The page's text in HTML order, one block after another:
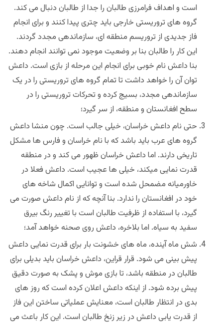
است و اهداف فرامرزی طالبان را جدا از طالبان دنبال می کند.
گروه های تروریستی خارجی باید چتری پیدا کنند و برای انجام
فاز جدیدی از تروریسم منطقه ای، سازماندهی مجدد گردند.
این کار را طالبان بنا بر وضعیت موجود نمی توانند انجام دهند.
بنا داعش نام خوبی برای انجام این مرحله از بازی است. داعش
توان آن را خواهد داشت تا تمام گروه های تروریستی را در یک
سازماندهی مجدد، بسیج کرده و تحرکات تروریستی را در
سطح افغانستان و منطقه، از سر گیرد؛
حتی نام داعش خراسان، خیلی جالب است. چون منشا داعش
گروه های عرب باید باشد که با نام خراسان و فارس ها مشکل
تاریخی دارند. اما داعش خراسان ظهور می کند و در منطقه
قدرت نمایی میکند، خیلی ها عجیب است. داعش فعلا در
خاورمیانه مضمحل شده است و توانایی اکمال شاخه های
خود در افغانستان را ندارد. بنا آنچه که از نام داعش صورت می
گیرد، با استفاده از ظرفیت طالبان است با تغییر رنگ بیرق
سفید به سیاه. اما بلاخره، داعش روی صحنه خواهد آمد؛
شش ماه آینده، ماه های خشونت بار برای قدرت نمایی داعش
پیش بینی می شود. قرار قراین، داعش خراسان باید بدیلی برای
طالبان در منطقه باشد، تا بازی موش و پشک به صورت دقیق
پیش برده شود. از اینکه داعش اعلان کرده است که روز های
بدی در انتظار طالبان است، معنایش عملیاتی ساختن این فاز
از قدرت یابی داعش در زیر زنخ طالبان است. این کار باعث می